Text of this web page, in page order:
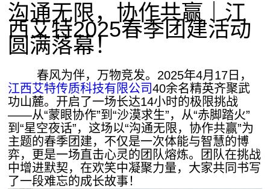
沟通无限，协作共赢｜江
西艾特2025春季团建活动
圆满落幕！
春风为伴，万物竞发。2025年4月17日，
江西艾特传质科技有限公司40余名精英齐聚武
功山麓。开启了一场长达14小时的极限挑战
——从“蒙眼协作”到“沙漠求生”，从“赤脚踏火”
到“星空夜话”，这场以“沟通无限，协作共赢”为
主题的春季团建，不仅是一次体能与智慧的博
弈，更是一场直击心灵的团队熔炼。团队在挑战
中增进默契，在欢笑中凝聚力量，大家共同书写
了一段难忘的成长故事！